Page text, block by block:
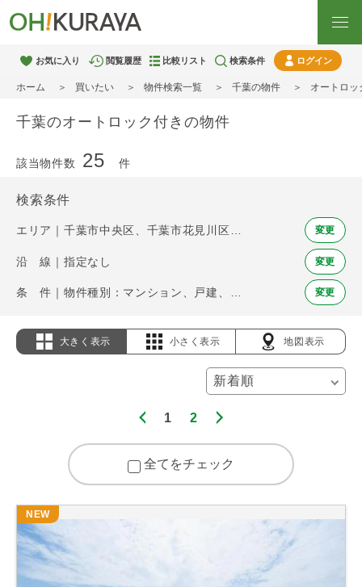
お気に入り 閲覧履歴 比較リスト 検索条件 ログイン
ホーム 買いたい 物件検索一覧 千葉の物件 オートロッ
千葉のオートロック付きの物件
該当物件数 25 件
検索条件
エリア｜千葉市中央区、千葉市花見川区、千葉市稲毛区、千葉市若葉区、千葉市緑区、千葉市美浜区、市川市、船橋市、松戸市、習志野市、柏市、流山市、浦安市、印西市 変更
沿 線｜指定なし 変更
変更
大きく表示 小さく表示 地図表示
1 2
全てをチェック
NEW